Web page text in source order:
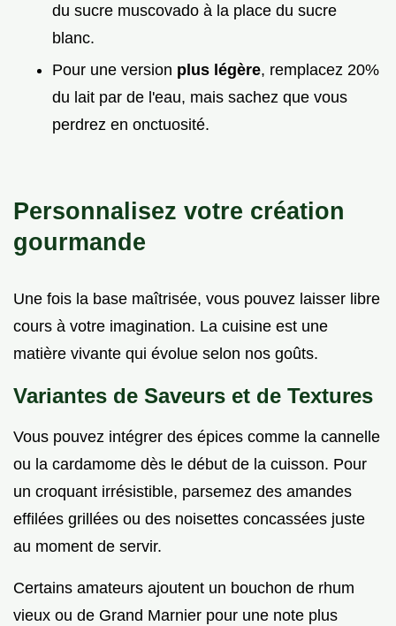
du sucre muscovado à la place du sucre
blanc.
Pour une version plus légère, remplacez 20%
du lait par de l'eau, mais sachez que vous
perdrez en onctuosité.
Personnalisez votre création
gourmande
Une fois la base maîtrisée, vous pouvez laisser libre
cours à votre imagination. La cuisine est une
matière vivante qui évolue selon nos goûts.
Variantes de Saveurs et de Textures
Vous pouvez intégrer des épices comme la cannelle
ou la cardamome dès le début de la cuisson. Pour
un croquant irrésistible, parsemez des amandes
effilées grillées ou des noisettes concassées juste
au moment de servir.
Certains amateurs ajoutent un bouchon de rhum
vieux ou de Grand Marnier pour une note plus